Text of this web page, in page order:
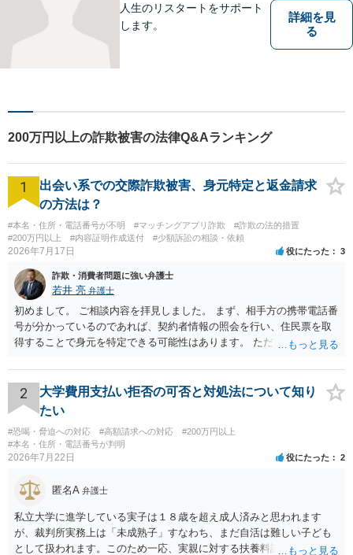
人生のリスタートをサポート
します。
詳細を見
る
200万円以上の詐欺被害の法律Q&Aランキング
1
出会い系での交際詐欺被害、身元特定と返金請求
の方法は？
#本名・住所・電話番号が不明 #マッチングアプリ詐欺
#詐欺の法的措置
#200万円以上
#内容証明作成送付 #少額訴訟の相談・依頼
2026年7月17日 役にたった 3
詐欺・消費者問題に強い弁護士
若井 亮 弁護士
初めまして。 ご相談内容を拝見しました。 まず、相手方の携帯電話番
号が分かっているのであれば、契約者情報の照会を行い、住民票を取
得することで身元を特定できる可能性はあります。 ただ、他人名義の
ろです。 LINEについても、詐欺の事案であれば照会できる可能性はあ
りますが、携帯電話の番号を経由する方法より難しくなります。 身元
を特定した後は、返金の理屈があるかどうかを確認していきます。 基
本的に贈与に該当する場合には返金請求ができません。 詐欺を含め、
当方に返金の理屈があるかどうかを確認していきます。 さらに、渡し
た金額について、裏付けがあるかどうかも精査します。 上記を経て、
からスタートすることになるでしょう。 ご理解のとおり、詐欺である
ことの立証は簡単ではありません。 刑事事件化が出来るのであれば、
返金交渉で有利になる可能性がありますが、民事上の詐欺の立証以上
に難しいところがあります。 こちらについては、一度、最寄りの警察
署に被害相談をするようにしてください。 具体的な見通しに関して
2
大学費用支払い拒否の可否と対処法について知り
たい
#恐喝・脅迫への対応 #高額請求への対応
#200万円以上
#本名・住所・電話番号が判明
2026年7月22日 役にたった 2
匿名A 弁護士
私立大学に進学している実子は１８歳を超え成人済みと思われます
が、裁判所実務上は「未成熟子」すなわち、まだ自活は難しい子ども
として扱われます。このため一応、実親に対する扶養料請求として法